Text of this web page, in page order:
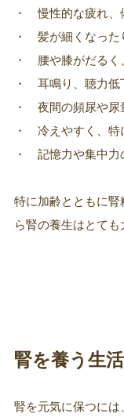
・ 慢性的な疲れ、
・ 髪が細くなった
・ 腰や膝がだるく
・ 耳鳴り、聴力低
・ 夜間の頻尿や尿
・ 冷えやすく、特
・ 記憶力や集中力
特に加齢とともに
ら腎の養生はとても
腎を養う生
腎を元気に保つに